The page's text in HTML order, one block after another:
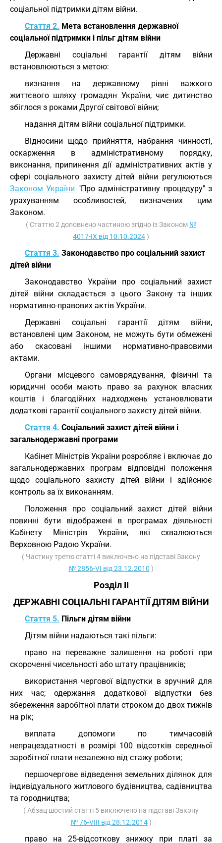
соціальної підтримки дітям війни.
Стаття 2. Мета встановлення державної
соціальної підтримки і пільг дітям війни
Державні соціальні гарантії дітям війни
встановлюються з метою:
визнання на державному рівні важкого
життєвого шляху громадян України, чиє дитинство
збіглося з роками Другої світової війни;
надання дітям війни соціальної підтримки.
Відносини щодо прийняття, набрання чинності,
оскарження в адміністративному порядку,
виконання, припинення дії адміністративних актів у
сфері соціального захисту дітей війни регулюються
Законом України "Про адміністративну процедуру" з
урахуванням особливостей, визначених цим
Законом.
( Статтю 2 доповнено частиною згідно із Законом №
4017-IX від 10.10.2024)
Стаття 3. Законодавство про соціальний захист
дітей війни
Законодавство України про соціальний захист
дітей війни складається з цього Закону та інших
нормативно-правових актів України.
Державні соціальні гарантії дітям війни,
встановлені цим Законом, не можуть бути обмежені
або скасовані іншими нормативно-правовими
актами.
Органи місцевого самоврядування, фізичні та
юридичні особи мають право за рахунок власних
коштів і благодійних надходжень установлювати
додаткові гарантії соціального захисту дітей війни.
Стаття 4. Соціальний захист дітей війни і
загальнодержавні програми
Кабінет Міністрів України розробляє і включає до
загальнодержавних програм відповідні положення
щодо соціального захисту дітей війни і здійснює
контроль за їх виконанням.
Положення про соціальний захист дітей війни
повинні бути відображені в програмах діяльності
Кабінету Міністрів України, які схвалюються
Верховною Радою України.
( Частину третю статті 4 виключено на підставі Закону
№ 2856-VI від 23.12.2010 )
Розділ II
ДЕРЖАВНІ СОЦІАЛЬНІ ГАРАНТІЇ ДІТЯМ ВІЙНИ
Стаття 5. Пільги дітям війни
Дітям війни надаються такі пільги:
право на переважне залишення на роботі при
скороченні чисельності або штату працівників;
використання чергової відпустки в зручний для
них час; одержання додаткової відпустки без
збереження заробітної плати строком до двох тижнів
на рік;
виплата допомоги по тимчасовій
непрацездатності в розмірі 100 відсотків середньої
заробітної плати незалежно від стажу роботи;
першочергове відведення земельних ділянок для
індивідуального житлового будівництва, садівництва
та городництва;
( Абзац шостий статті 5 виключено на підставі Закону
№ 76-VIII від 28.12.2014)
право на 25-відсоткову знижку при платі за